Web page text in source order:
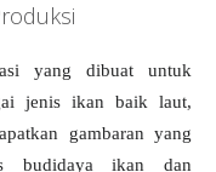
yang dibuat untuk
jenis ikan baik laut,
gambaran yang
budidaya ikan dan